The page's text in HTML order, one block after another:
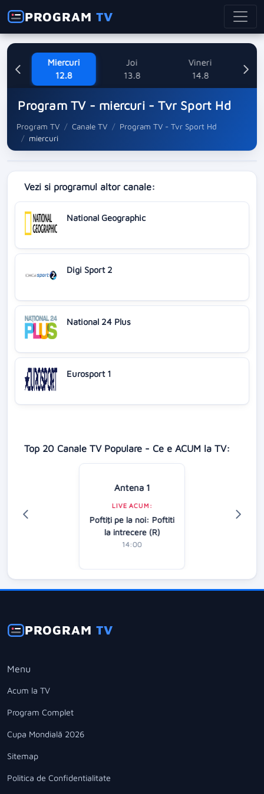
PROGRAMTV
Miercuri
12.8
Joi
13.8
Vineri
14.8
Program TV - miercuri - Tvr Sport Hd
Program TV Canale TV
Program TV - Tvr Sport Hd
miercuri
Vezi si programul altor canale:
National Geographic
Digi Sport 2
National 24 Plus
Eurosport 1
Top 20 Canale TV Populare - Ce e ACUM la TV:
Antena 1
LIVE ACUM:
Poftiţi pe la noi: Poftiti
la intrecere (R)
14:00
PROGRAMTV
Menu
Acum la TV
Program Complet
Cupa Mondială 2026
Sitemap
Politica de Confidentialitate